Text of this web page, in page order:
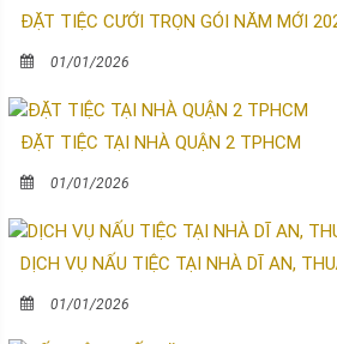
ĐẶT TIỆC CƯỚI TRỌN GÓI NĂM MỚI
01/01/2026
ĐẶT TIỆC TẠI NHÀ QUẬN 2 TPHCM
01/01/2026
DỊCH VỤ NẤU TIỆC TẠI NHÀ DĨ AN,
01/01/2026